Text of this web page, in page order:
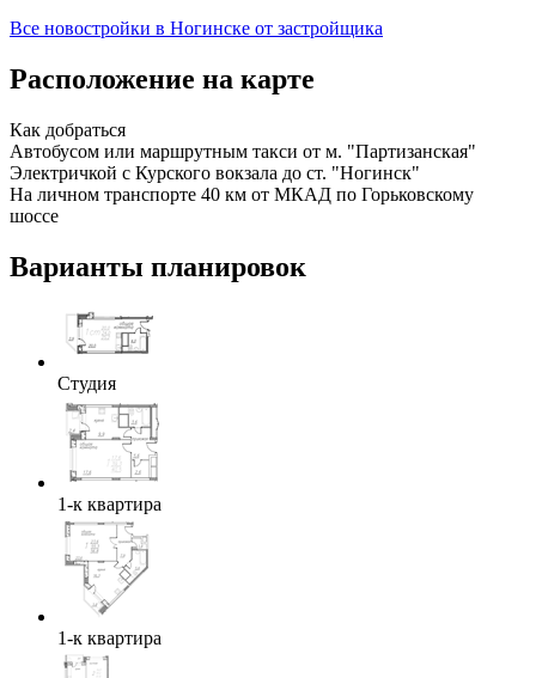
Все новостройки в Ногинске от застройщика
Расположение на карте
Как добраться
Автобусом или маршрутным такси от м. "Партизанская"
Электричкой с Курского вокзала до ст. "Ногинск"
На личном транспорте 40 км от МКАД по Горьковскому
шоссе
Варианты планировок
Студия
1-к квартира
1-к квартира